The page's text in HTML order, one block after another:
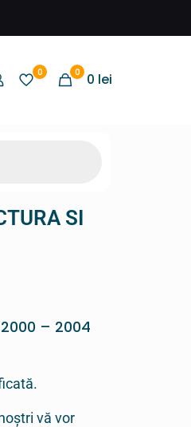
0 0 0 lei
SI
2000 – 2004
vă vor